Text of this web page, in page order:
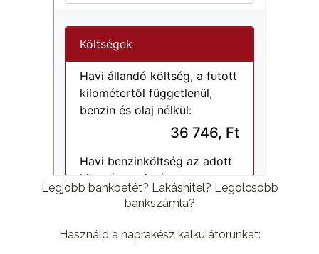
Legjobb bankbetét? Lakáshitel? Legolcsóbb
bankszámla?
Használd a naprakész kalkulátorunkat: